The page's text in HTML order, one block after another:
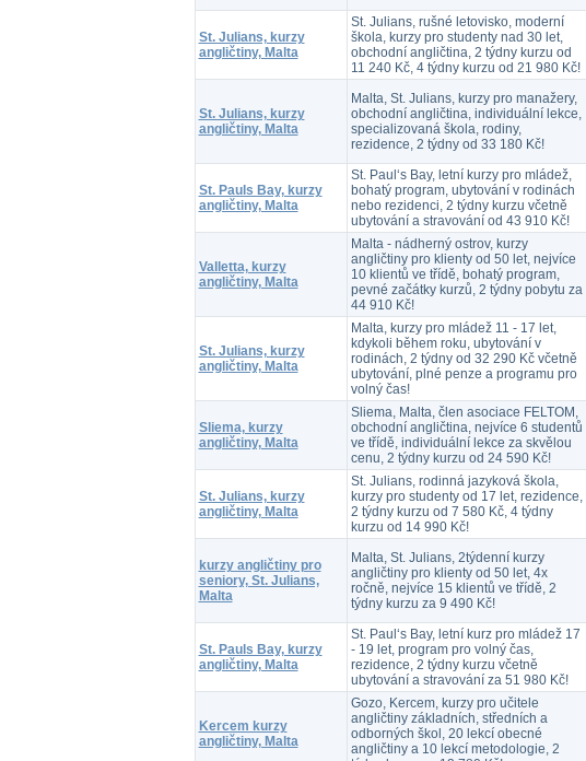
St. Julians, kurzy
angličtiny, Malta
St. Julians, rušné letovisko, moderní
škola, kurzy pro studenty nad 30 let,
obchodní angličtina, 2 týdny kurzu od
11 240 Kč, 4 týdny kurzu od 21 980 Kč!
St. Julians, kurzy
angličtiny, Malta
Malta, St. Julians, kurzy pro manažery,
obchodní angličtina, individuální lekce,
specializovaná škola, rodiny,
rezidence, 2 týdny od 33 180 Kč!
St. Pauls Bay, kurzy
angličtiny, Malta
St. Paul‘s Bay, letní kurzy pro mládež,
bohatý program, ubytování v rodinách
nebo rezidenci, 2 týdny kurzu včetně
ubytování a stravování od 43 910 Kč!
Valletta, kurzy
angličtiny, Malta
Malta - nádherný ostrov, kurzy
angličtiny pro klienty od 50 let, nejvíce
10 klientů ve třídě, bohatý program,
pevné začátky kurzů, 2 týdny pobytu za
44 910 Kč!
St. Julians, kurzy
angličtiny, Malta
Malta, kurzy pro mládež 11 - 17 let,
kdykoli během roku, ubytování v
rodinách, 2 týdny od 32 290 Kč včetně
ubytování, plné penze a programu pro
volný čas!
Sliema, kurzy
angličtiny, Malta
Sliema, Malta, člen asociace FELTOM,
obchodní angličtina, nejvíce 6 studentů
ve třídě, individuální lekce za skvělou
cenu, 2 týdny kurzu od 24 590 Kč!
St. Julians, kurzy
angličtiny, Malta
St. Julians, rodinná jazyková škola,
kurzy pro studenty od 17 let, rezidence,
2 týdny kurzu od 7 580 Kč, 4 týdny
kurzu od 14 990 Kč!
kurzy angličtiny pro
seniory, St. Julians,
Malta
Malta, St. Julians, 2týdenní kurzy
angličtiny pro klienty od 50 let, 4x
ročně, nejvíce 15 klientů ve třídě, 2
týdny kurzu za 9 490 Kč!
St. Pauls Bay, kurzy
angličtiny, Malta
St. Paul‘s Bay, letní kurz pro mládež 17
- 19 let, program pro volný čas,
rezidence, 2 týdny kurzu včetně
ubytování a stravování za 51 980 Kč!
Kercem kurzy
angličtiny, Malta
Gozo, Kercem, kurzy pro učitele
angličtiny základních, středních a
odborných škol, 20 lekcí obecné
angličtiny a 10 lekcí metodologie, 2